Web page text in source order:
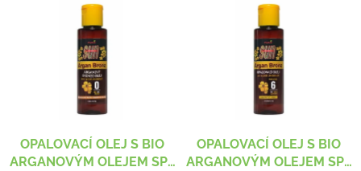
u
OPALOVACÍ OLEJ S BIO
ARGANOVÝM OLEJEM SPF
OPALOVACÍ OLEJ S BIO
ARGANOVÝM OLEJEM SPF